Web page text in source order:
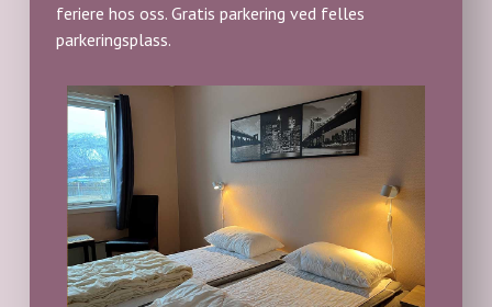
feriere hos oss. Gratis parkering ved felles
parkeringsplass.